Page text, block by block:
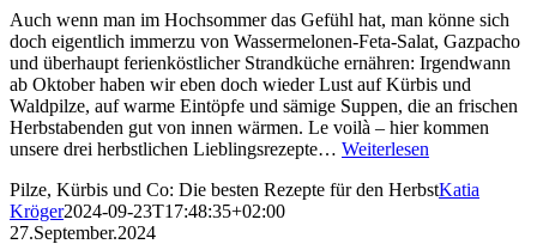
Auch wenn man im Hochsommer das Gefühl hat, man könne sich
doch eigentlich immerzu von Wassermelonen-Feta-Salat, Gazpacho
und überhaupt ferienköstlicher Strandküche ernähren: Irgendwann
ab Oktober haben wir eben doch wieder Lust auf Kürbis und
Waldpilze, auf warme Eintöpfe und sämige Suppen, die an frischen
Herbstabenden gut von innen wärmen. Le voilà – hier kommen
unsere drei herbstlichen Lieblingsrezepte… Weiterlesen
Pilze, Kürbis und Co: Die besten Rezepte für den HerbstKatia
Kröger2024-09-23T17:48:35+02:00
27.September.2024